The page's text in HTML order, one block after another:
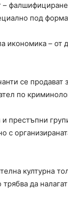
под
икономика –
се продават
по
престъпни
културна
да